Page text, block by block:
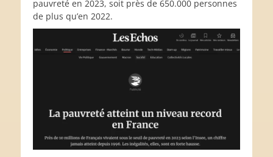
pauvreté en 2023, soit près de 650.000 personnes
de plus qu’en 2022.